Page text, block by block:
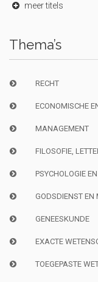
meer titels
Thema’s
RECHT
ECONOMISCHE
MANAGEMENT
FILOSOFIE,
PSYCHOLOGIE
GODSDIENST EN
GENEESKUNDE
EXACTE
TOEGEPASTE